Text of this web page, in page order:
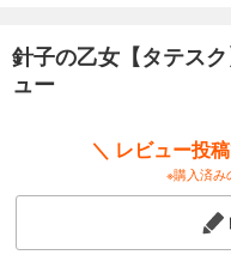
針子の乙女
あらすじを表示
針子の乙女
針子の乙女【タテス
ュー
＼ レビュー投
※購入済み